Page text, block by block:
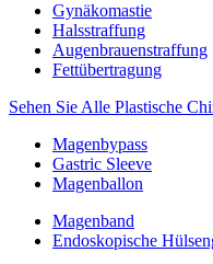
Gynäkomastie
Halsstraffung
Augenbrauenstraffung
Fettübertragung
Sehen Sie Alle Plastische
Magenbypass
Gastric Sleeve
Magenballon
Magenband
Endoskopische